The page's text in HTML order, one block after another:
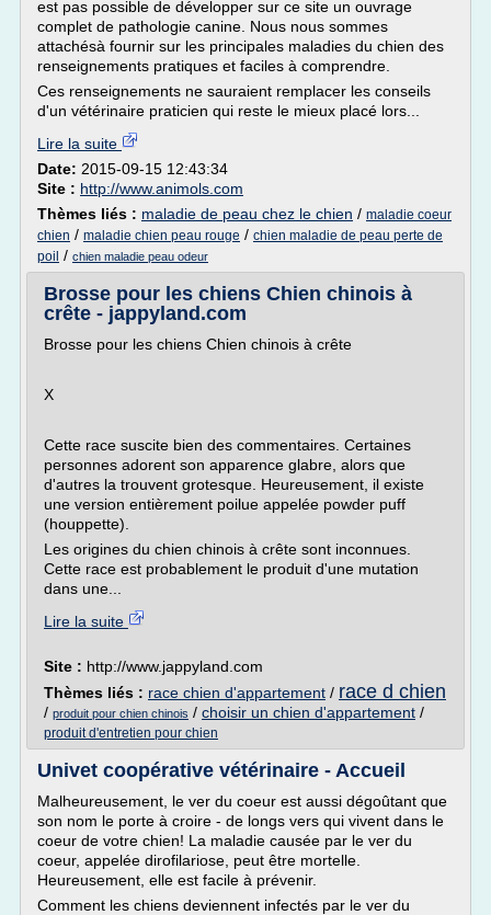
est pas possible de développer sur ce site un ouvrage
complet de pathologie canine. Nous nous sommes
attachésà fournir sur les principales maladies du chien des
renseignements pratiques et faciles à comprendre.
Ces renseignements ne sauraient remplacer les conseils
d'un vétérinaire praticien qui reste le mieux placé lors...
Lire la suite
Date: 2015-09-15 12:43:34
Site : http://www.animols.com
Thèmes liés : maladie de peau chez le chien / maladie coeur
chien / maladie chien peau rouge / chien maladie de peau perte de
poil / chien maladie peau odeur
Brosse pour les chiens Chien chinois à
crête - jappyland.com
Brosse pour les chiens Chien chinois à crête
X
Cette race suscite bien des commentaires. Certaines
personnes adorent son apparence glabre, alors que
d'autres la trouvent grotesque. Heureusement, il existe
une version entièrement poilue appelée powder puff
(houppette).
Les origines du chien chinois à crête sont inconnues.
Cette race est probablement le produit d'une mutation
dans une...
Lire la suite
Site : http://www.jappyland.com
Thèmes liés : race chien d'appartement / race d chien
/ produit pour chien chinois / choisir un chien d'appartement /
produit d'entretien pour chien
Univet coopérative vétérinaire - Accueil
Malheureusement, le ver du coeur est aussi dégoûtant que
son nom le porte à croire - de longs vers qui vivent dans le
coeur de votre chien! La maladie causée par le ver du
coeur, appelée dirofilariose, peut être mortelle.
Heureusement, elle est facile à prévenir.
Comment les chiens deviennent infectés par le ver du